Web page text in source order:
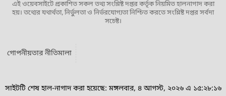
এই ওয়েবসাইটে প্রকাশিত সকল তথ্য সংশ্লিষ্ট দপ্তর কর্তৃক নিয়মিত হালনাগাদ করা
হয়। তথ্যের যথার্থতা, নির্ভুলতা ও নির্ভরযোগ্যতা নিশ্চিত করতে সংশ্লিষ্ট দপ্তর সর্বদা
সচেষ্ট।
গোপনীয়তার নীতিমালা
সাইটটি শেষ হাল-নাগাদ করা হয়েছে: মঙ্গলবার, ৪ আগস্ট, ২০২৬ এ ১৫:২৮:১৬